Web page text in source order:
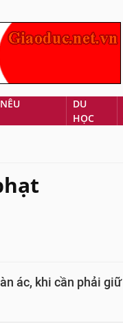
DU
HỌC
ác, khi cần phải giữ